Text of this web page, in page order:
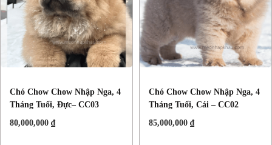
Chó Chow Chow Nhập Nga, 4
Tháng Tuổi, Đực– CC03
80,000,000 ₫
Chó Chow Chow Nhập Nga, 4
Tháng Tuổi, Cái – CC02
85,000,000 ₫